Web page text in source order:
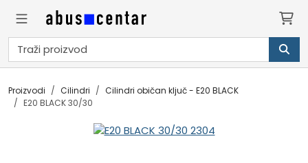
Proizvodi Cilindri
Cilindri običan ključ - E20 BLACK
E20 BLACK 30/30